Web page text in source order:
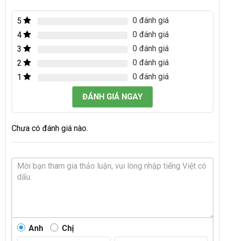
5
0 đánh giá
4
0 đánh giá
3
0 đánh giá
2
0 đánh giá
1
0 đánh giá
ĐÁNH GIÁ NGAY
Chưa có đánh giá nào.
Anh Chị